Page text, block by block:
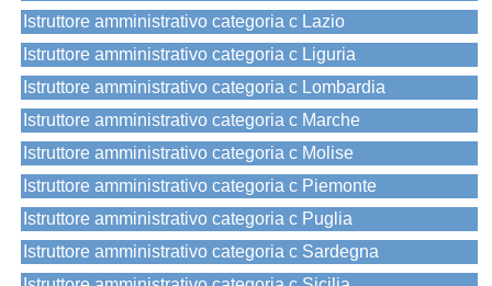
Istruttore amministrativo categoria c Lazio
Istruttore amministrativo categoria c Liguria
Istruttore amministrativo categoria c Lombardia
Istruttore amministrativo categoria c Marche
Istruttore amministrativo categoria c Molise
Istruttore amministrativo categoria c Piemonte
Istruttore amministrativo categoria c Puglia
Istruttore amministrativo categoria c Sardegna